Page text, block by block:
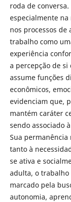
roda de
especialmente
nos processos
trabalho como
experiência
a percepção de
assume funções
econômicos,
evidenciam que,
mantém caráter
sendo associado
Sua
tanto à
se ativa e
adulta, o trabalho
marcado pela
autonomia,